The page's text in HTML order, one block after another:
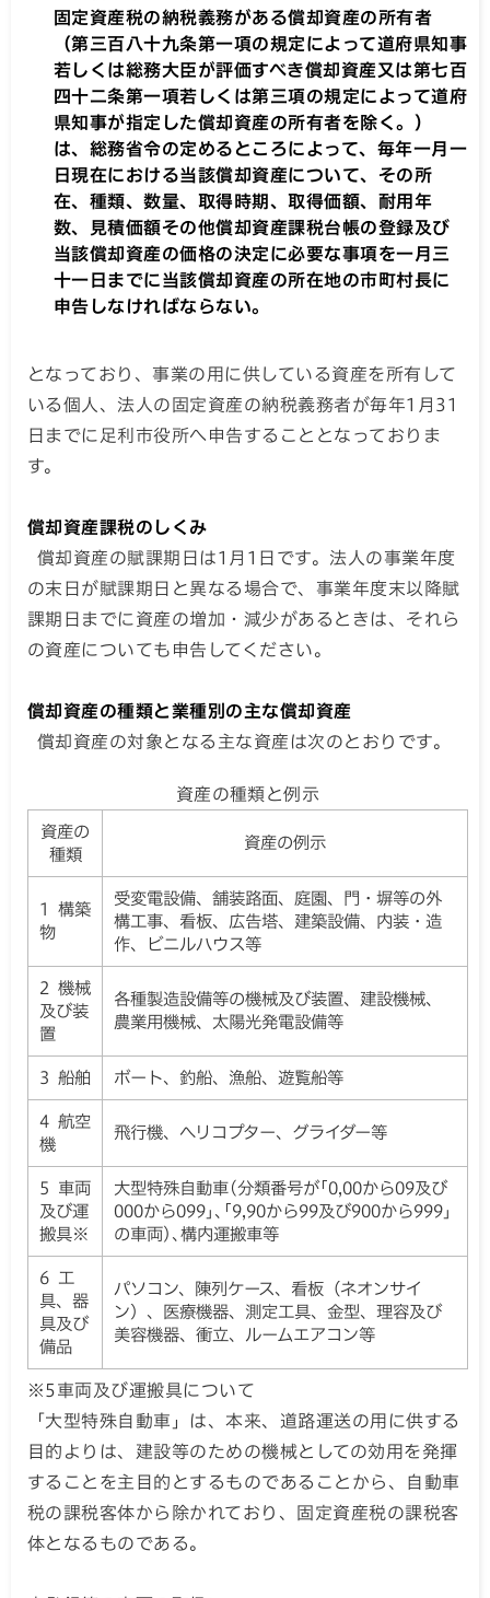
固定資産税の納税義務がある償却資産の所有者
（第三百八十九条第一項の規定によって道府県知事
若しくは総務大臣が評価すべき償却資産又は第七百
四十二条第一項若しくは第三項の規定によって道府
県知事が指定した償却資産の所有者を除く。）
は、総務省令の定めるところによって、毎年一月一
日現在における当該償却資産について、その所
在、種類、数量、取得時期、取得価額、耐用年
数、見積価額その他償却資産課税台帳の登録及び
当該償却資産の価格の決定に必要な事項を一月三
十一日までに当該償却資産の所在地の市町村長に
申告しなければならない。
となっており、事業の用に供している資産を所有して
いる個人、法人の固定資産の納税義務者が毎年1月31
日までに足利市役所へ申告することとなっておりま
す。
償却資産課税のしくみ
償却資産の賦課期日は1月1日です。法人の事業年度
の末日が賦課期日と異なる場合で、事業年度末以降賦
課期日までに資産の増加・減少があるときは、それら
の資産についても申告してください。
償却資産の種類と業種別の主な償却資産
償却資産の対象となる主な資産は次のとおりです。
資産の種類と例示
資産の
種類
資産の例示
1 構築
物
受変電設備、舗装路面、庭園、門・塀等の外
構工事、看板、広告塔、建築設備、内装・造
作、ビニルハウス等
2 機械
及び装
置
各種製造設備等の機械及び装置、建設機械、
農業用機械、太陽光発電設備等
3 船舶 ボート、釣船、漁船、遊覧船等
4 航空
機
飛行機、ヘリコプター、グライダー等
5 車両
及び運
搬具※
大型特殊自動車(分類番号が｢0,00から09及び
000から099｣､｢9,90から99及び900から999｣
の車両)､構内運搬車等
6 工
具、器
具及び
備品
パソコン、陳列ケース、看板（ネオンサイ
ン）、医療機器、測定工具、金型、理容及び
美容機器、衝立、ルームエアコン等
※5車両及び運搬具について
「大型特殊自動車」は、本来、道路運送の用に供する
目的よりは、建設等のための機械としての効用を発揮
することを主目的とするものであることから、自動車
税の課税客体から除かれており、固定資産税の課税客
体となるものである。